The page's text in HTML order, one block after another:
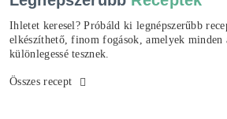
Ihletet keresel? Próbáld ki legnépszerűbb
elkészíthető, finom fogások, amelyek minden
különlegessé tesznek.
Összes recept